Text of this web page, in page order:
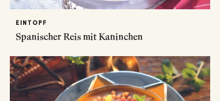
EINTOPF
Spanischer Reis mit Kaninchen